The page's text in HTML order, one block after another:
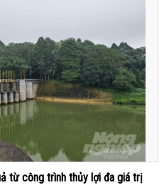
từ công trình thủy lợi đa giá trị